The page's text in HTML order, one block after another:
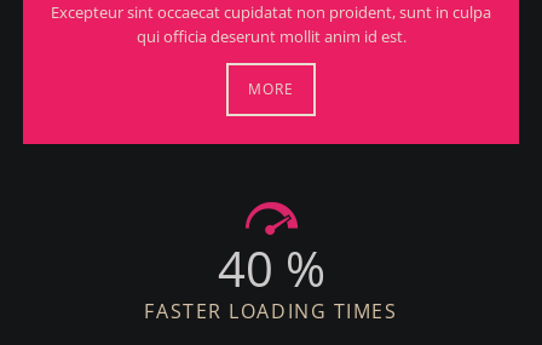
Excepteur sint occaecat cupidatat non proident, sunt in culpa
qui officia deserunt mollit anim id est.
MORE
40 %
FASTER LOADING TIMES